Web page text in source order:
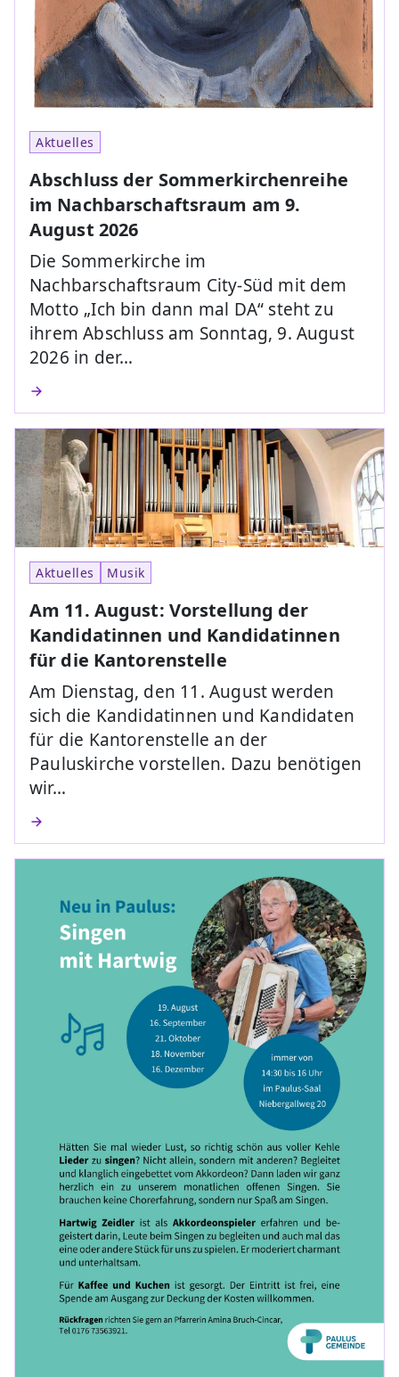
Aktuelles
Abschluss der Sommerkirchenreihe
im Nachbarschaftsraum am 9.
August 2026
Die Sommerkirche im
Nachbarschaftsraum City-Süd mit dem
Motto „Ich bin dann mal DA“ steht zu
ihrem Abschluss am Sonntag, 9. August
2026 in der…
Aktuelles Musik
Am 11. August: Vorstellung der
Kandidatinnen und Kandidatinnen
für die Kantorenstelle
Am Dienstag, den 11. August werden
sich die Kandidatinnen und Kandidaten
für die Kantorenstelle an der
Pauluskirche vorstellen. Dazu benötigen
wir…